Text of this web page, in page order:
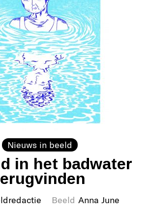
Nieuws in beeld
in het badwater
Beeld Anna June